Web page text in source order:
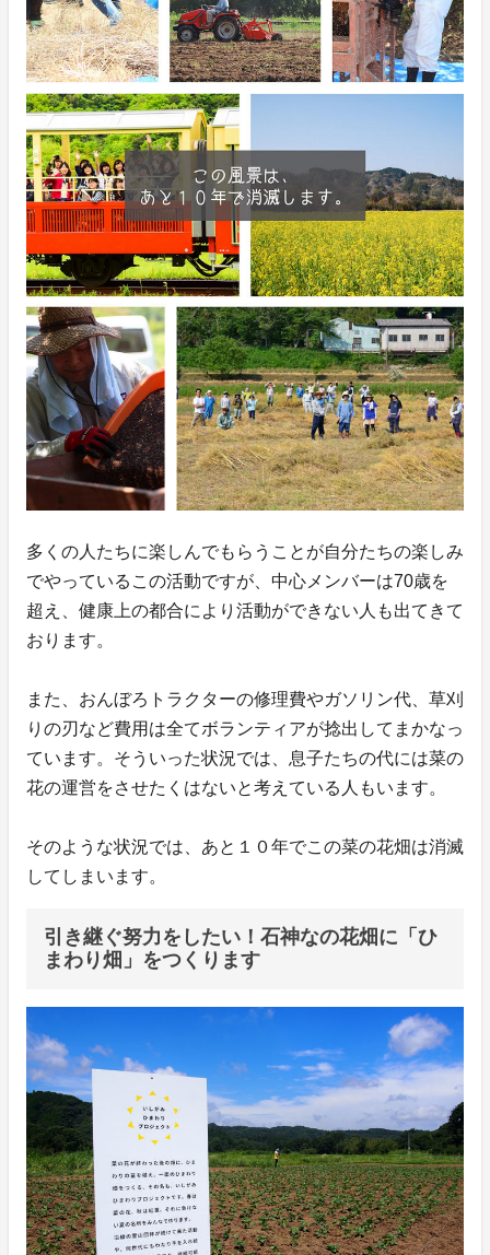
多くの人たちに楽しんでもらうことが自分たちの楽しみ
でやっているこの活動ですが、中心メンバーは70歳を
超え、健康上の都合により活動ができない人も出てきて
おります。
また、おんぼろトラクターの修理費やガソリン代、草刈
りの刃など費用は全てボランティアが捻出してまかなっ
ています。そういった状況では、息子たちの代には菜の
花の運営をさせたくはないと考えている人もいます。
そのような状況では、あと１０年でこの菜の花畑は消滅
してしまいます。
引き継ぐ努力をしたい！石神なの花畑に「ひ
まわり畑」をつくります